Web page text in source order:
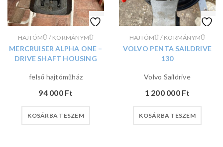
HAJTÓMŰ / KORMÁNYMŰ
MERCRUISER ALPHA ONE –
DRIVE SHAFT HOUSING
felső hajtóműház
94 000 Ft
KOSÁRBA TESZEM
HAJTÓMŰ / KORMÁNYMŰ
VOLVO PENTA SAILDRIVE
130
Volvo Saildrive
1 200 000 Ft
KOSÁRBA TESZEM